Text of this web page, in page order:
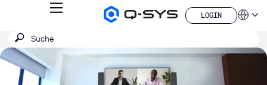
Q-
Produkte
Homepage
MENÜ
LOGIN
LOGIN
QSYS.com (English)
India (English)
Deutsch
Español
Suche
absenden
SUCHE